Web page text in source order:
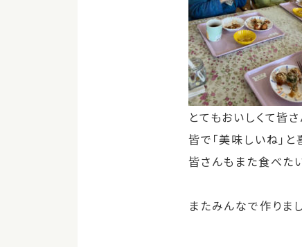
とてもおいしくて皆
皆で「美味しいね」と
皆さんもまた食べた
またみんなで作りま